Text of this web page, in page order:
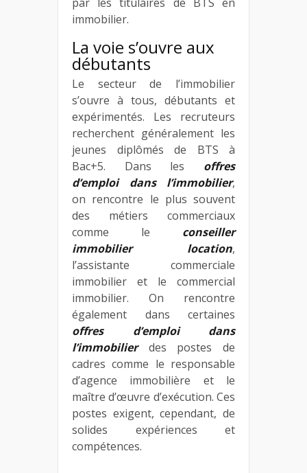
immobilier.
La voie s’ouvre aux
débutants
Le secteur de l’immobilier
s’ouvre à tous, débutants et
expérimentés. Les recruteurs
recherchent généralement les
jeunes diplômés de BTS à
Bac+5. Dans les offres
d’emploi dans l’immobilier,
on rencontre le plus souvent
des métiers commerciaux
comme le conseiller
immobilier location,
l’assistante commerciale
immobilier et le commercial
immobilier. On rencontre
également dans certaines
offres d’emploi dans
l’immobilierdes postes de
cadres comme le responsable
d’agence immobilière et le
maître d’œuvre d’exécution. Ces
postes exigent, cependant, de
solides expériences et
compétences.